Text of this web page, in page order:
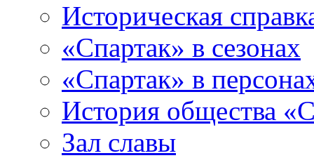
Историческая
«Спартак» в сезонах
«Спартак» в
История общества
Зал славы